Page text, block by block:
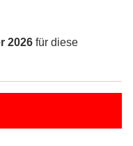
2026 für diese